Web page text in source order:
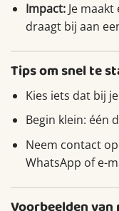
Impact:Je maakt
draagt bij aan
Tips om snel te
Kies iets dat bij
Begin klein: één
Neem contact
WhatsApp of e-